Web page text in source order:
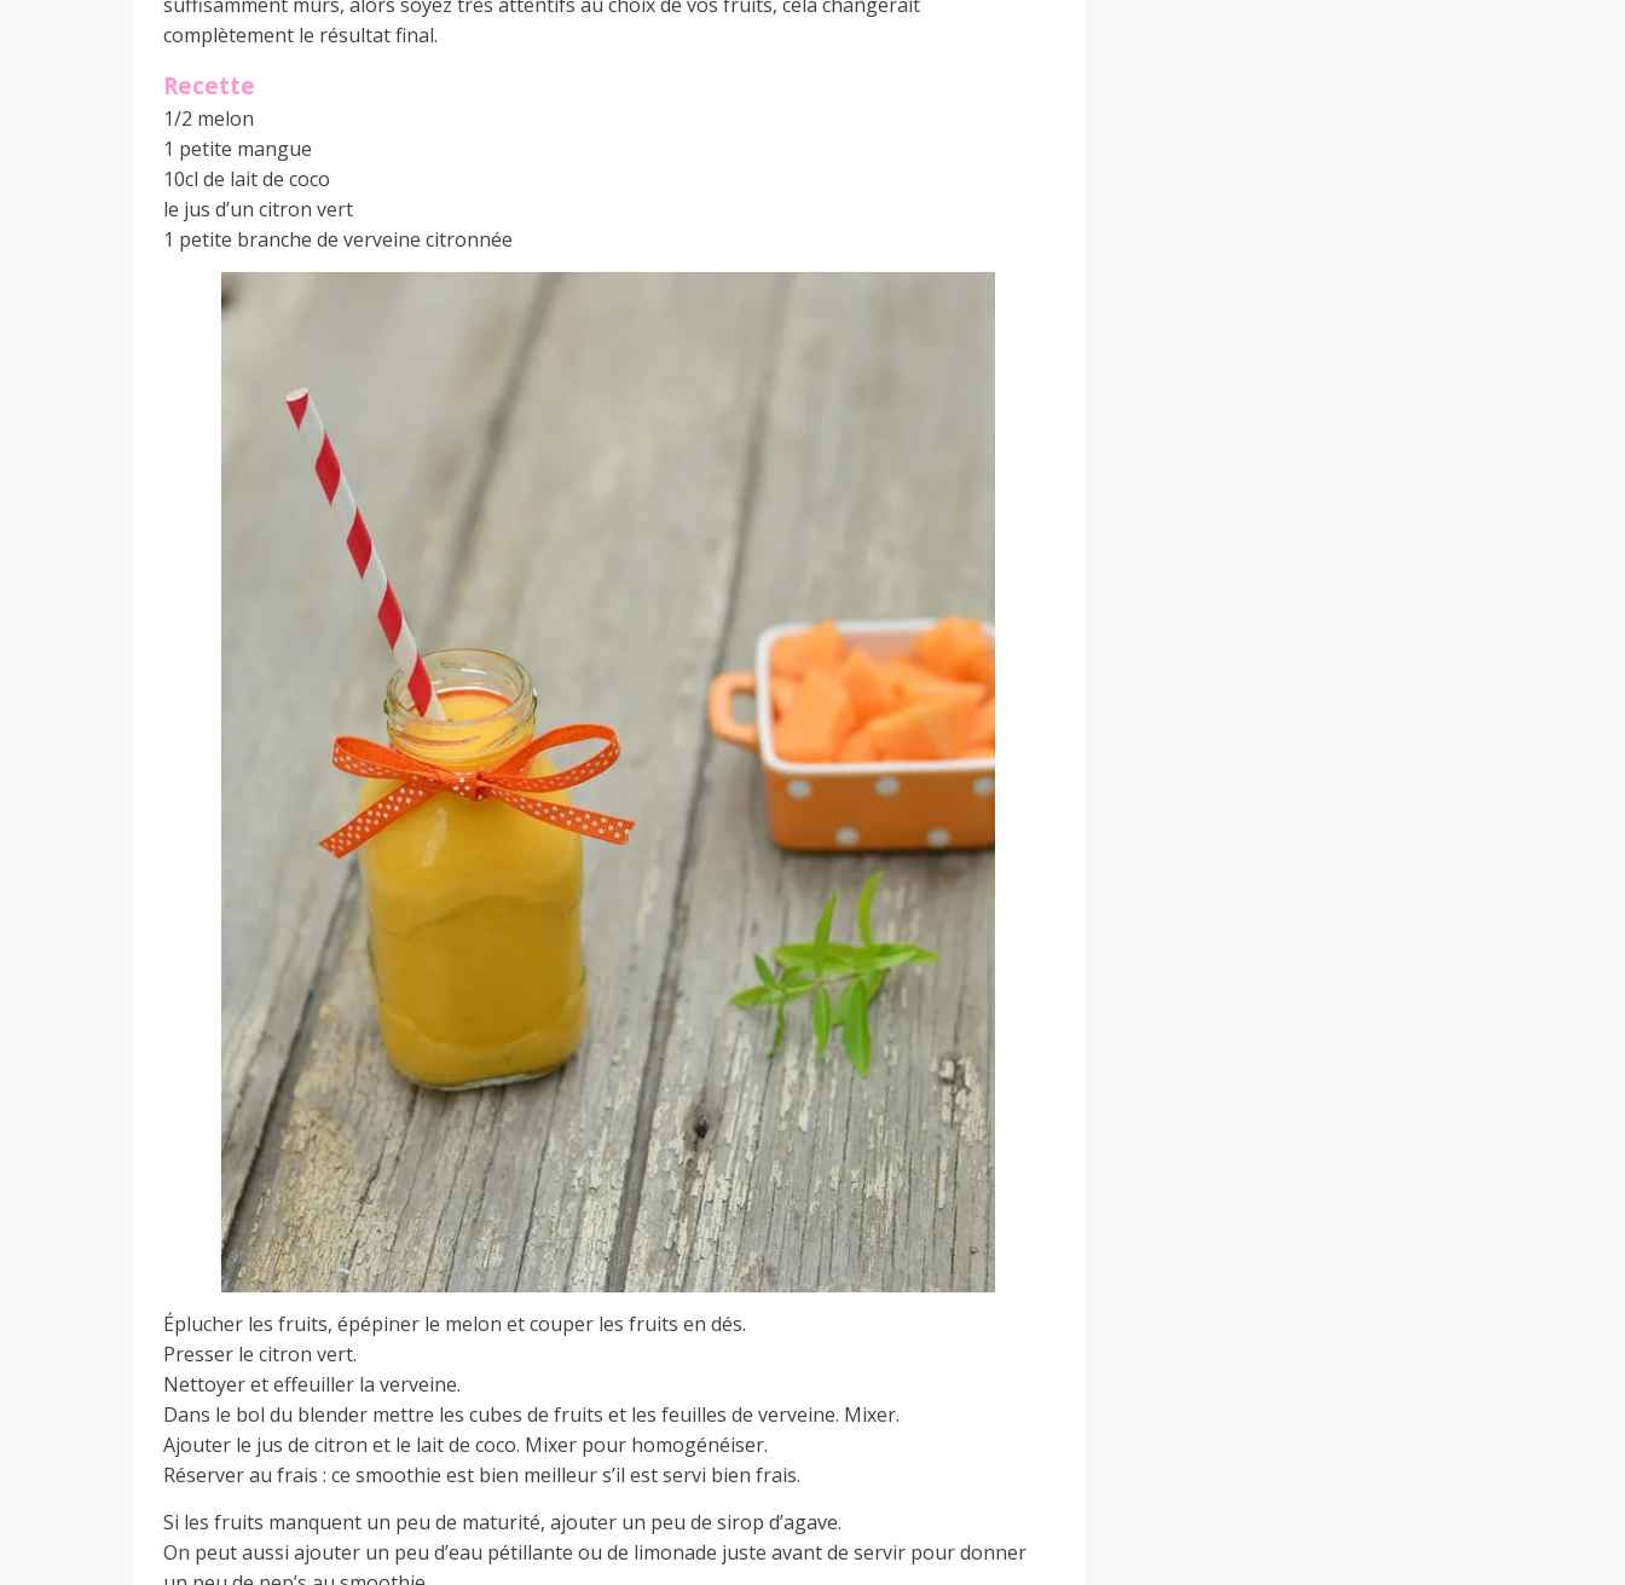
complètement le résultat final.
Recette
1/2 melon
1 petite mangue
10cl de lait de coco
le jus d’un citron vert
1 petite branche de verveine citronnée
Éplucher les fruits, épépiner le melon et couper les fruits en dés.
Presser le citron vert.
Nettoyer et effeuiller la verveine.
Dans le bol du blender mettre les cubes de fruits et les feuilles de verveine. Mixer.
Ajouter le jus de citron et le lait de coco. Mixer pour homogénéiser.
Réserver au frais : ce smoothie est bien meilleur s’il est servi bien frais.
Si les fruits manquent un peu de maturité, ajouter un peu de sirop d’agave.
On peut aussi ajouter un peu d’eau pétillante ou de limonade juste avant de servir pour donner